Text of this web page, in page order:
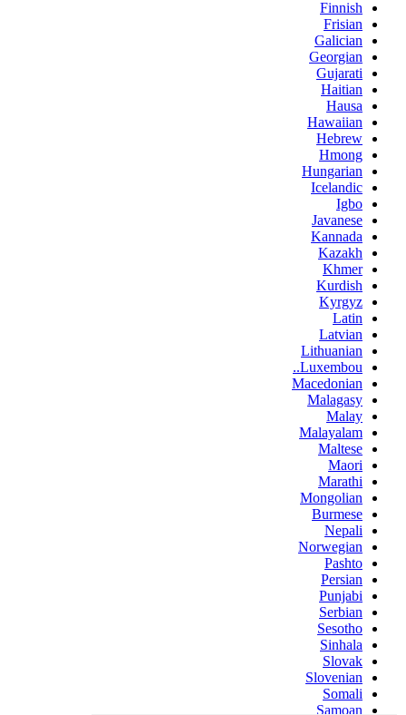
Finnish
Frisian
Galician
Georgian
Gujarati
Haitian
Hausa
Hawaiian
Hebrew
Hmong
Hungarian
Icelandic
Igbo
Javanese
Kannada
Kazakh
Khmer
Kurdish
Kyrgyz
Latin
Latvian
Lithuanian
Luxembou..
Macedonian
Malagasy
Malay
Malayalam
Maltese
Maori
Marathi
Mongolian
Burmese
Nepali
Norwegian
Pashto
Persian
Punjabi
Serbian
Sesotho
Sinhala
Slovak
Slovenian
Somali
Samoan